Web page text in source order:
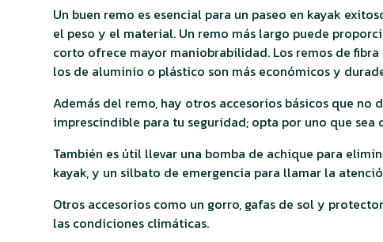
Un buen remo es esencial para un paseo en kayak
el peso y el material. Un remo más largo puede
corto ofrece mayor maniobrabilidad. Los remos de
los de aluminio o plástico son más económicos y
Además del remo, hay otros accesorios básicos que no
imprescindible para tu seguridad; opta por uno que
También es útil llevar una bomba de achique para
kayak, y un silbato de emergencia para llamar la
Otros accesorios como un gorro, gafas de sol y
las condiciones climáticas.